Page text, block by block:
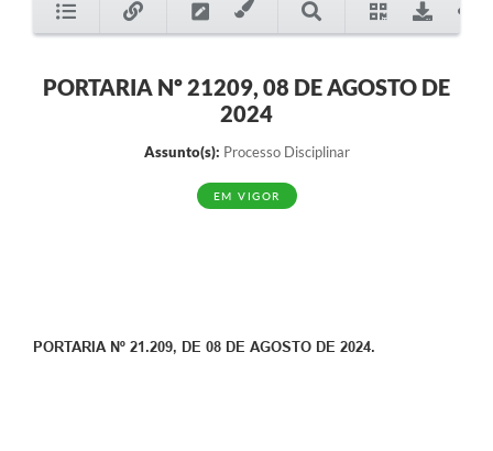
PORTARIA Nº 21209, 08 DE AGOSTO DE
2024
Assunto(s): Processo Disciplinar
EM VIGOR
PORTARIA Nº 21.209, DE 08 DE AGOSTO DE 2024.